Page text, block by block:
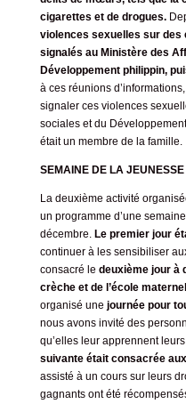
cigarettes et de drogues.
violences sexuelles sur des
signalés au Ministère des
Développement philippin,
à ces réunions
signaler ces violences
sociales et du
était un membre de la famille.
SEMAINE DE LA JEUNESSE
La deuxième activité
un programme d’une
décembre. Le premier jour
continuer à les sensibiliser
consacré le deuxième jour à
crèche et de l’école
organisé une journée pour
nous avons invité des
qu’elles leur apprennent
suivante était consacrée
assisté à un cours sur leurs
gagnants ont été